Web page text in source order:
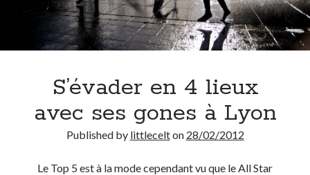
S’évader en 4 lieux
avec ses gones à Lyon
Published by littlecelton 28/02/2012
Le Top 5 est à la mode cependant vu que le All Star